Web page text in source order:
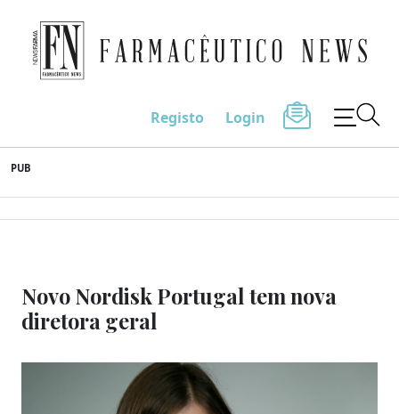
to
content
Farmacêutico News
Registo Login
PUB
Novo Nordisk Portugal tem nova
diretora geral